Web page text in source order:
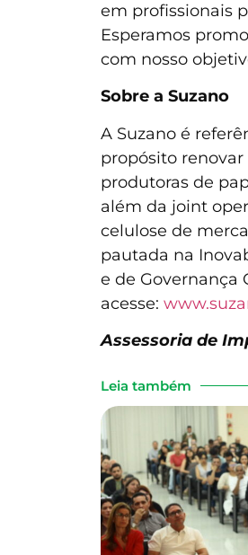
em profissionais
Esperamos
com nosso
Sobre a Suzano
A Suzano é
propósito
produtoras de
além da joint
celulose de
pautada na
e de Governança
acesse:
Assessoria de
Leia também